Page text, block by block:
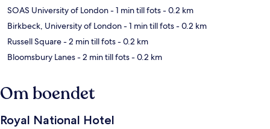
SOAS University of London- 1 min till fots- 0.2 km
Birkbeck, University of London- 1 min till fots- 0.2 km
Russell Square- 2 min till fots- 0.2 km
Bloomsbury Lanes- 2 min till fots- 0.2 km
Om boendet
Royal National Hotel